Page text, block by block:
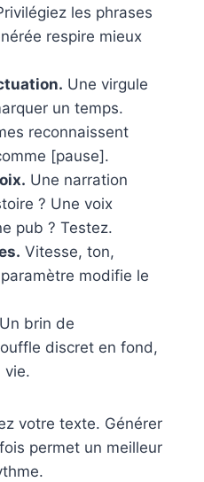
les phrases
respire mieux
Une virgule
un temps.
reconnaissent
[pause].
Une narration
? Une voix
pub ? Testez.
Vitesse, ton,
modifie le
Un brin de
discret en fond,
vie.
votre texte. Générer
permet un meilleur